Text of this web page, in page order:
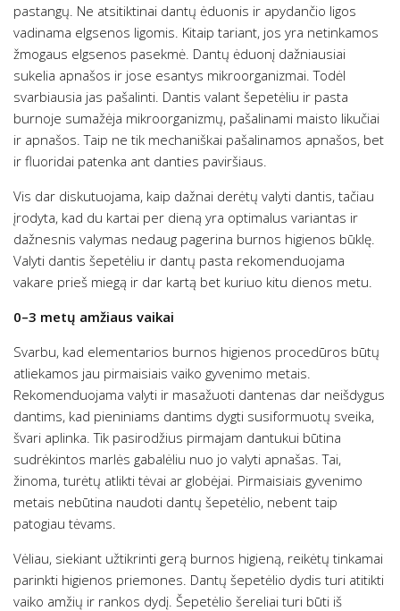
pastangų. Ne atsitiktinai dantų ėduonis ir apydančio ligos
vadinama elgsenos ligomis. Kitaip tariant, jos yra netinkamos
žmogaus elgsenos pasekmė. Dantų ėduonį dažniausiai
sukelia apnašos ir jose esantys mikroorganizmai. Todėl
svarbiausia jas pašalinti. Dantis valant šepetėliu ir pasta
burnoje sumažėja mikroorganizmų, pašalinami maisto likučiai
ir apnašos. Taip ne tik mechaniškai pašalinamos apnašos, bet
ir fluoridai patenka ant danties paviršiaus.
Vis dar diskutuojama, kaip dažnai derėtų valyti dantis, tačiau
įrodyta, kad du kartai per dieną yra optimalus variantas ir
dažnesnis valymas nedaug pagerina burnos higienos būklę.
Valyti dantis šepetėliu ir dantų pasta rekomenduojama
vakare prieš miegą ir dar kartą bet kuriuo kitu dienos metu.
0–3 metų amžiaus vaikai
Svarbu, kad elementarios burnos higienos procedūros būtų
atliekamos jau pirmaisiais vaiko gyvenimo metais.
Rekomenduojama valyti ir masažuoti dantenas dar neišdygus
dantims, kad pieniniams dantims dygti susiformuotų sveika,
švari aplinka. Tik pasirodžius pirmajam dantukui būtina
sudrėkintos marlės gabalėliu nuo jo valyti apnašas. Tai,
žinoma, turėtų atlikti tėvai ar globėjai. Pirmaisiais gyvenimo
metais nebūtina naudoti dantų šepetėlio, nebent taip
patogiau tėvams.
Vėliau, siekiant užtikrinti gerą burnos higieną, reikėtų tinkamai
parinkti higienos priemones. Dantų šepetėlio dydis turi atitikti
vaiko amžių ir rankos dydį. Šepetėlio šereliai turi būti iš